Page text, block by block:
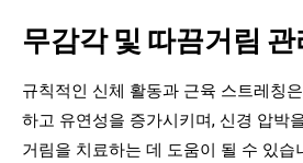
무감각 및 따끔거림 관
규칙적인 신체 활동과 근육 스트레칭
하고 유연성을 증가시키며, 신경 압박
거림을 치료하는 데 도움이 될 수 있습